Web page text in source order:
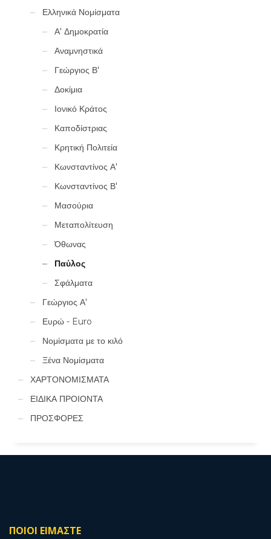
Ελληνικά Νομίσματα
Α' Δημοκρατία
Αναμνηστικά
Γεώργιος Β'
Δοκίμια
Ιονικό Κράτος
Καποδίστριας
Κρητική Πολιτεία
Κωνσταντίνος Α'
Κωνσταντίνος Β'
Μασούρια
Μεταπολίτευση
Όθωνας
Παύλος
Σφάλματα
Γεώργιος Α'
Ευρώ - Euro
Νομίσματα με το κιλό
Ξένα Νομίσματα
ΧΑΡΤΟΝΟΜΙΣΜΑΤΑ
ΕΙΔΙΚΑ ΠΡΟΙΟΝΤΑ
ΠΡΟΣΦΟΡΕΣ
ΠΟΙΟΙ ΕΙΜΑΣΤΕ